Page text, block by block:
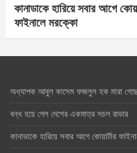
কানাডাকে হারিয়ে সবার আগে
ফাইনালে মরক্কো
অধ্যাপক আবুল কাসেম ফজলুল হক মারা
বন্ধ হয়ে গেল দেশের একমাত্র সচল রাডার
কানাডাকে হারিয়ে সবার আগে কোয়ার্টার